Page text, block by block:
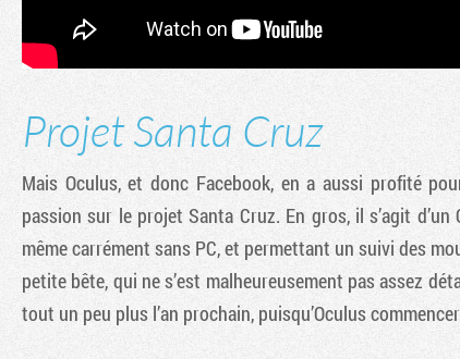
Projet Santa Cruz
Mais Oculus, et donc Facebook, en a aussi profité
passion sur le projet Santa Cruz. En gros, il s’agit
même carrément sans PC, et permettant un suivi des
petite bête, qui ne s’est malheureusement pas assez
tout un peu plus l’an prochain, puisqu’Oculus